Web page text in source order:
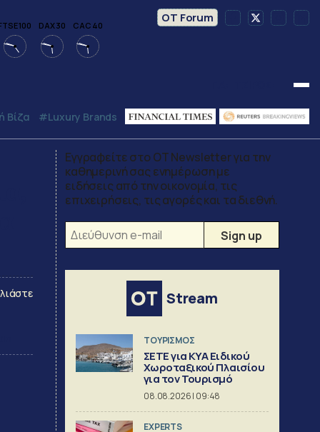
100 DAX 30 CAC 40
OT Forum
Βίζα #luxury Brands
Εγγραφείτε στο OT Newsletter για την
καθημερινή σας ενημέρωση με
ειδήσεις από την οικονομία, τις
επιχειρήσεις, τις αγορές και τα διεθνή.
Stream
ΤΟΥΡΙΣΜΟΣ
ΣΕΤΕ για ΚΥΑ Ειδικού
Χωροταξικού Πλαισίου
για τον Τουρισμό
08.08.2026 | 09:48
EXPERTS